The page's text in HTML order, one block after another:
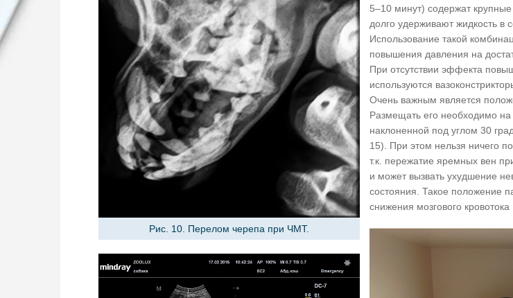
Рис. 10. Перелом черепа при ЧМТ.
5–10 минут) содержат
долго удерживают жидкость в
Использование такой
повышения давления на
При отсутствии эффекта
используются
Очень важным является
Размещать его необходимо на
наклоненной под углом 30
15). При этом нельзя ничего
т.к. пережатие яремных вен
и может вызвать ухудшение
состояния. Такое положение
снижения мозгового кровотока